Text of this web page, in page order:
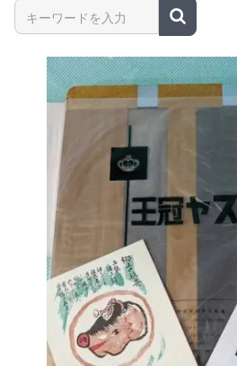
商品名やキーワードを入力